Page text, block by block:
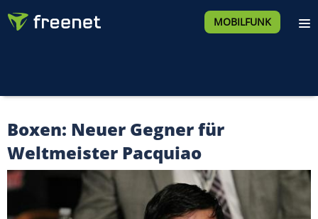
MOBILFUNK
Boxen: Neuer Gegner für
Weltmeister Pacquiao